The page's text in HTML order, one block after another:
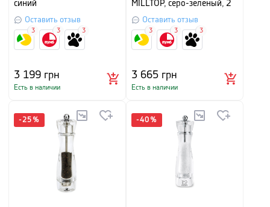
синий
Оставить отзыв
3 199 грн
Есть в наличии
3 3 3
MILLTOP, серо-зеленый, 2
шт Оставить отзыв
3 665 грн
Есть в наличии
3 3 3
-25 % -40 %